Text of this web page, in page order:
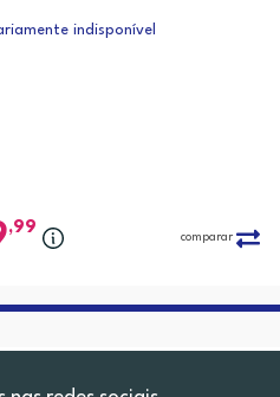
indisponível
,99
comparar